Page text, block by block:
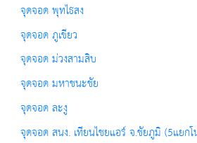
จุดจอด พุทไธสง
จุดจอด ภูเขียว
จุดจอด ม่วงสามสิบ
จุดจอด มหาชนะชัย
จุดจอด ละงู
จุดจอด สนง. เทียนไชยแอร์ จ.ชัยภูมิ (5แยก